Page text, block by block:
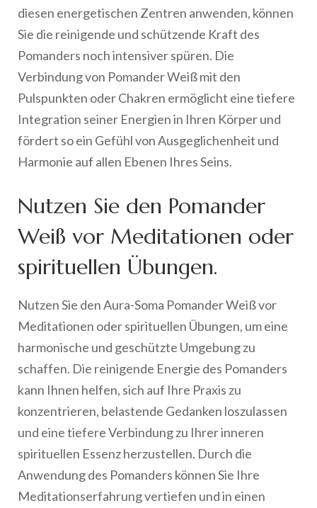
diesen energetischen Zentren anwenden, können
Sie die reinigende und schützende Kraft des
Pomanders noch intensiver spüren. Die
Verbindung von Pomander Weiß mit den
Pulspunkten oder Chakren ermöglicht eine tiefere
Integration seiner Energien in Ihren Körper und
fördert so ein Gefühl von Ausgeglichenheit und
Harmonie auf allen Ebenen Ihres Seins.
Nutzen Sie den Pomander
Weiß vor Meditationen oder
spirituellen Übungen.
Nutzen Sie den Aura-Soma Pomander Weiß vor
Meditationen oder spirituellen Übungen, um eine
harmonische und geschützte Umgebung zu
schaffen. Die reinigende Energie des Pomanders
kann Ihnen helfen, sich auf Ihre Praxis zu
konzentrieren, belastende Gedanken loszulassen
und eine tiefere Verbindung zu Ihrer inneren
spirituellen Essenz herzustellen. Durch die
Anwendung des Pomanders können Sie Ihre
Meditationserfahrung vertiefen und in einen